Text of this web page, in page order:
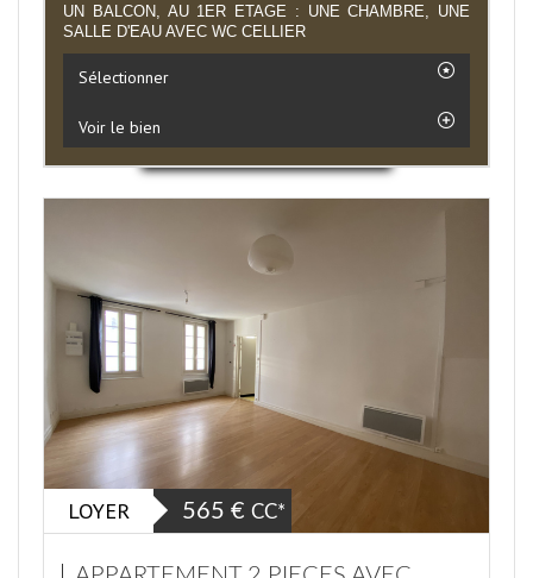
UN BALCON, AU 1ER ETAGE : UNE CHAMBRE, UNE
SALLE D'EAU AVEC WC CELLIER
Sélectionner
Voir le bien
LOYER 565 € CC*